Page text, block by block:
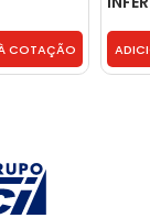
COTAÇÃO